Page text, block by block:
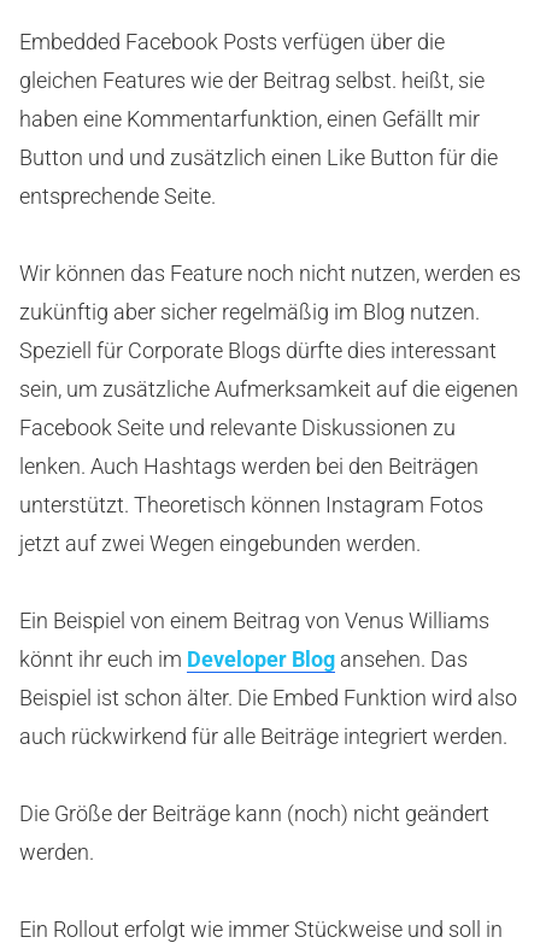
Embedded Facebook Posts verfügen über die
gleichen Features wie der Beitrag selbst. heißt, sie
haben eine Kommentarfunktion, einen Gefällt mir
Button und und zusätzlich einen Like Button für die
entsprechende Seite.
Wir können das Feature noch nicht nutzen, werden es
zukünftig aber sicher regelmäßig im Blog nutzen.
Speziell für Corporate Blogs dürfte dies interessant
sein, um zusätzliche Aufmerksamkeit auf die eigenen
Facebook Seite und relevante Diskussionen zu
lenken. Auch Hashtags werden bei den Beiträgen
unterstützt. Theoretisch können Instagram Fotos
jetzt auf zwei Wegen eingebunden werden.
Ein Beispiel von einem Beitrag von Venus Williams
könnt ihr euch im Developer Blog ansehen. Das
Beispiel ist schon älter. Die Embed Funktion wird also
auch rückwirkend für alle Beiträge integriert werden.
Die Größe der Beiträge kann (noch) nicht geändert
werden.
Ein Rollout erfolgt wie immer Stückweise und soll in